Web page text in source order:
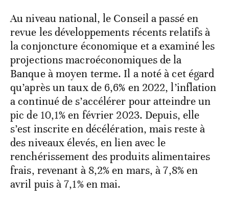
Au niveau national, le Conseil a passé en
revue les développements récents relatifs à
la conjoncture économique et a examiné les
projections macroéconomiques de la
Banque à moyen terme. Il a noté à cet égard
qu’après un taux de 6,6% en 2022, l’inflation
a continué de s’accélérer pour atteindre un
pic de 10,1% en février 2023. Depuis, elle
s’est inscrite en décélération, mais reste à
des niveaux élevés, en lien avec le
renchérissement des produits alimentaires
frais, revenant à 8,2% en mars, à 7,8% en
avril puis à 7,1% en mai.